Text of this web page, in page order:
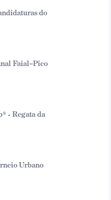
do
Faial–Pico
- Regata da
Urbano